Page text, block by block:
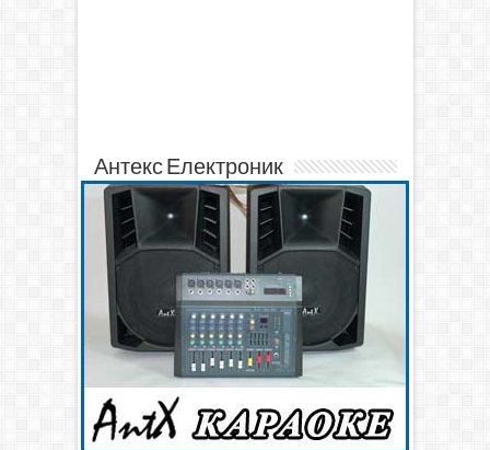
Антекс Електроник